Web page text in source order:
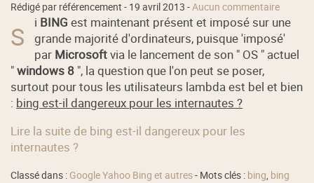
Rédigé par référencement - 19 avril 2013 -Aucun commentaire
S i BING est maintenant présent et imposé sur une
grande majorité d'ordinateurs, puisque 'imposé'
par Microsoftvia le lancement de son " OS " actuel
"windows 8 ", la question que l'on peut se poser,
surtout pour tous les utilisateurs lambda est bel et bien
: bing est-il dangereux pour les internautes ?
Lire la suite de bing est-il dangereux pour les
internautes ?
Classé dans : Google Yahoo Bing et autres- Mots clés : bing bing